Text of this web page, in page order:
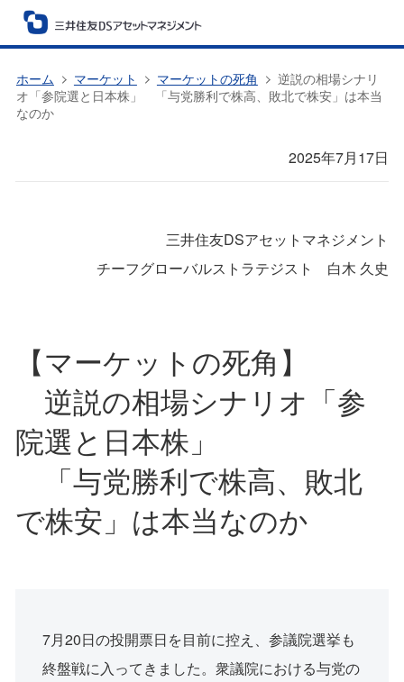
ホーム マーケット マーケットの死角
逆説の相場シナリ
オ「参院選と日本株」 「与党勝利で株高、敗北で株安」は本当
なのか
2025年7月17日
三井住友DSアセットマネジメント
チーフグローバルストラテジスト 白木 久史
【マーケットの死角】
逆説の相場シナリオ「参
院選と日本株」
「与党勝利で株高、敗北
で株安」は本当なのか
7月20日の投開票日を目前に控え、参議院選挙も
終盤戦に入ってきました。衆議院における与党の